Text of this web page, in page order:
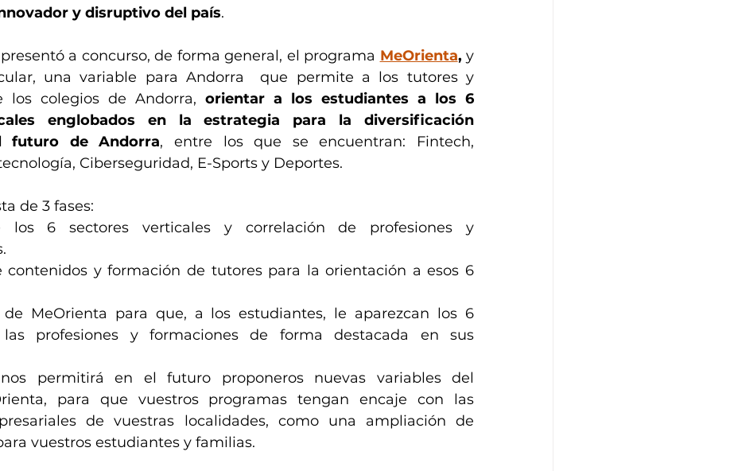
y disruptivo del país.
a concurso, de forma general, el programa MeOrienta, y
una variable para Andorra  que permite a los tutores y
los colegios de Andorra, orientar a los estudiantes a los 6
englobados en la estrategia para la diversificación
futuro de Andorra, entre los que se encuentran: Fintech,
Ciberseguridad, E-Sports y Deportes.
de 3 fases:
los 6 sectores verticales y correlación de profesiones y
contenidos y formación de tutores para la orientación a esos 6
de MeOrienta para que, a los estudiantes, le aparezcan los 6
profesiones y formaciones de forma destacada en sus
permitirá en el futuro proponeros nuevas variables del
para que vuestros programas tengan encaje con las
de vuestras localidades, como una ampliación de
vuestros estudiantes y familias.